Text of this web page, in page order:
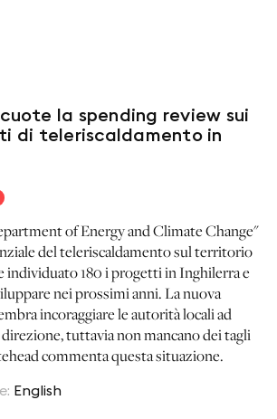
netzerotube
la spending review sui
di teleriscaldamento in
of Energy and Climate Change"
del teleriscaldamento sul territorio
individuato 180 i progetti in Inghilerra e
nei prossimi anni. La nuova
incoraggiare le autorità locali ad
tuttavia non mancano dei tagli
commenta questa situazione.
: English